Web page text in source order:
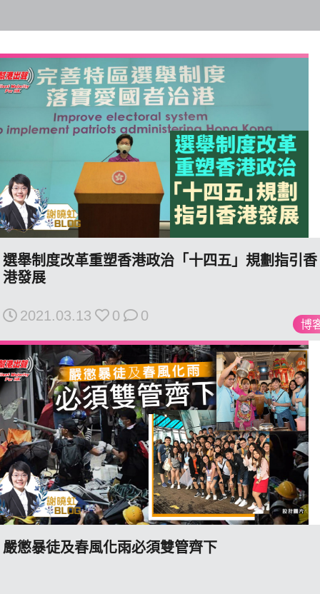
系列
活動
關於我們
我們的立場
登記支持
聯絡我們
私
博
選舉制度改革重塑香港政治「十四五」規劃指引香
港發展
2021.03.13 0 0
嚴懲暴徒及春風化雨必須雙管齊下